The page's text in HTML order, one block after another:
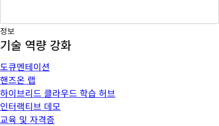
정보
기술 역량 강화
도큐멘테이션
핸즈온 랩
하이브리드 클라우드 학습 허브
인터랙티브 데모
교육 및 자격증